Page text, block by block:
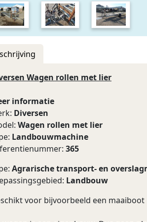
Wagen rollen met lier
informatie
Diversen
Wagen rollen met lier
Landbouwmachine
365
Agrarische transport- en
Landbouw
voor bijvoorbeeld een maaiboot